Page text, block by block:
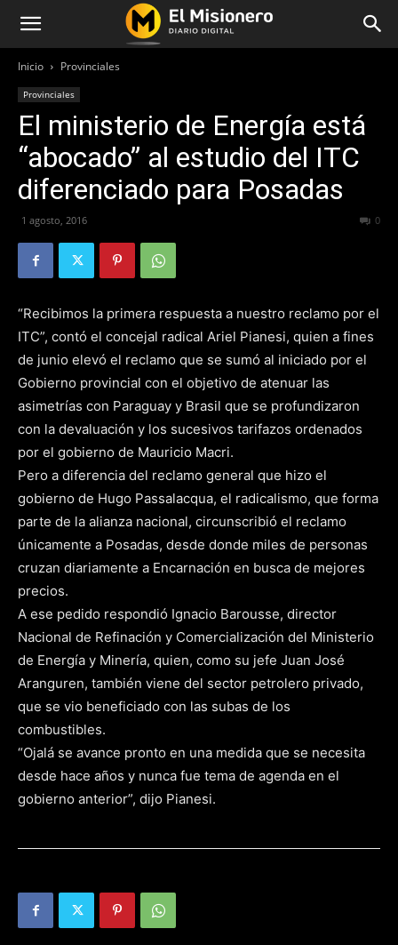
Inicio Provinciales
Provinciales
El ministerio de Energía está
“abocado” al estudio del ITC
diferenciado para Posadas
1 agosto, 2016 0
“Recibimos la primera respuesta a nuestro reclamo por el
ITC”, contó el concejal radical Ariel Pianesi, quien a fines
de junio elevó el reclamo que se sumó al iniciado por el
Gobierno provincial con el objetivo de atenuar las
asimetrías con Paraguay y Brasil que se profundizaron
con la devaluación y los sucesivos tarifazos ordenados
por el gobierno de Mauricio Macri.
Pero a diferencia del reclamo general que hizo el
gobierno de Hugo Passalacqua, el radicalismo, que forma
parte de la alianza nacional, circunscribió el reclamo
únicamente a Posadas, desde donde miles de personas
cruzan diariamente a Encarnación en busca de mejores
precios.
A ese pedido respondió Ignacio Barousse, director
Nacional de Refinación y Comercialización del Ministerio
de Energía y Minería, quien, como su jefe Juan José
Aranguren, también viene del sector petrolero privado,
que se vio beneficiado con las subas de los
combustibles.
“Ojalá se avance pronto en una medida que se necesita
desde hace años y nunca fue tema de agenda en el
gobierno anterior”, dijo Pianesi.